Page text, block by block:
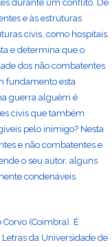
durante um conflito. De
e às estruturas
civis, como hospitais.
e determina que o
dos não combatentes
fundamento esta
guerra alguém é
civis que também
pelo inimigo? Nesta
e não combatentes e
o seu autor, alguns
condenáveis.
(Coimbra). É
da Universidade de